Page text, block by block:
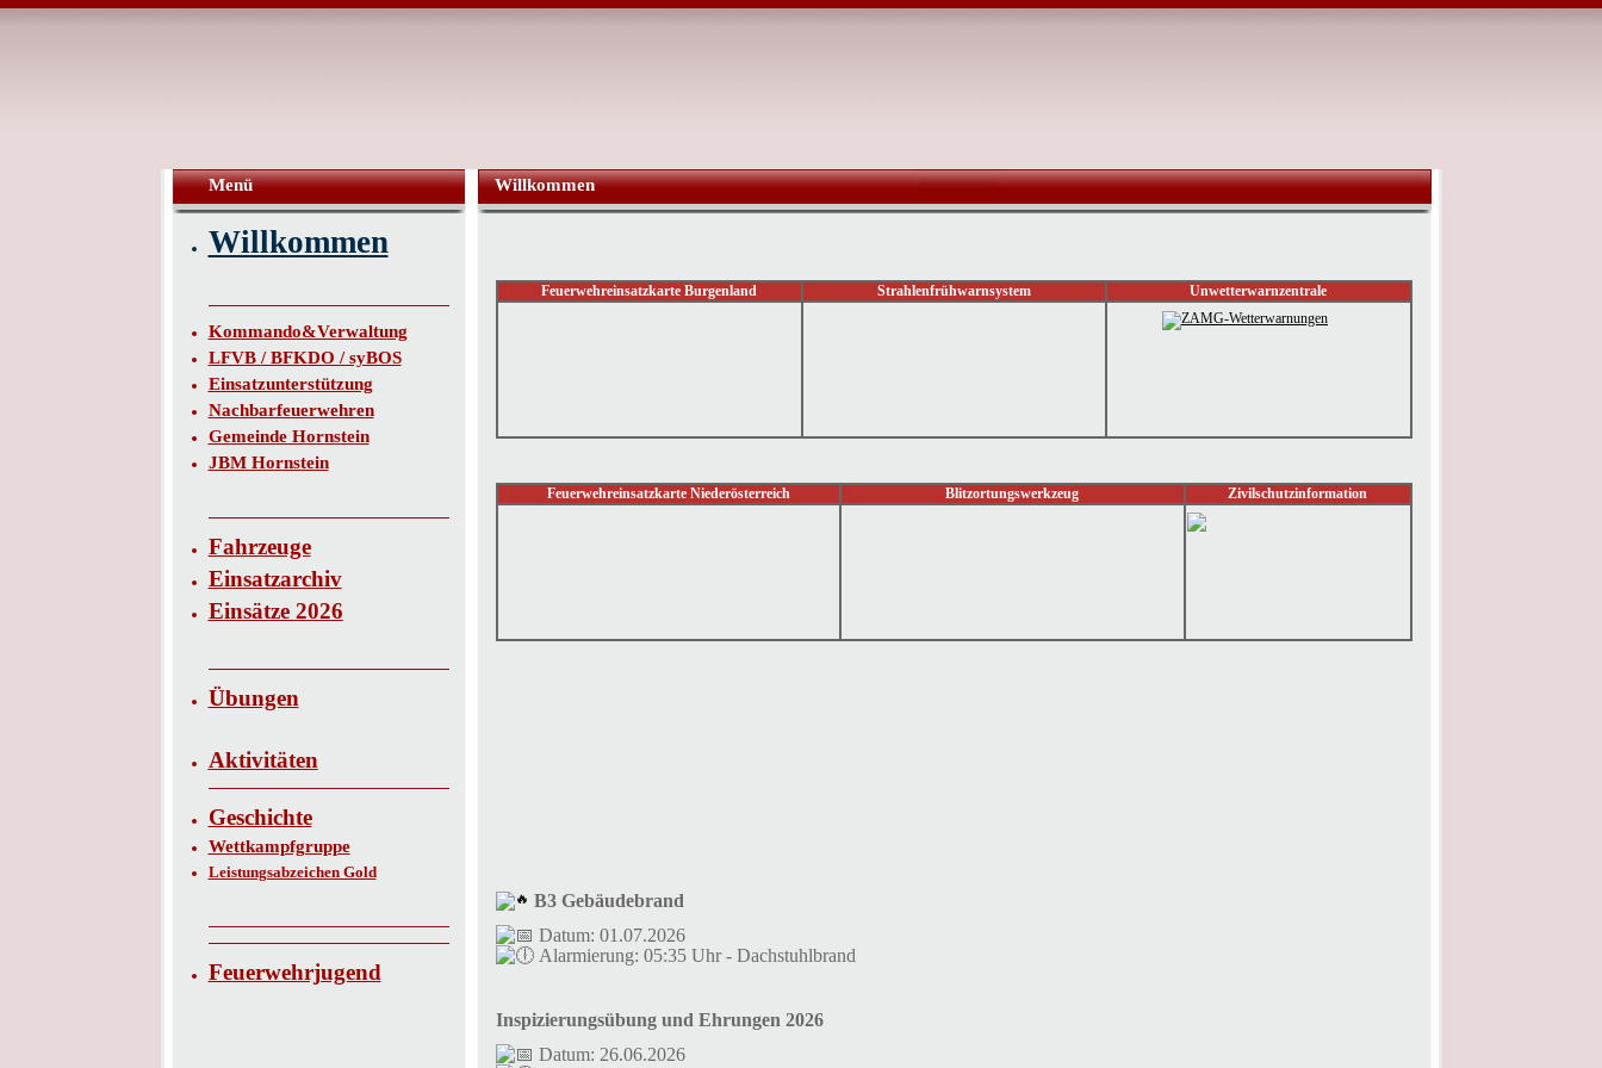
Menü
Willkommen
Kommando&Verwaltung
LFVB / BFKDO / syBOS
Einsatzunterstützung
Nachbarfeuerwehren
Gemeinde Hornstein
JBM Hornstein
Fahrzeuge
Einsatzarchiv
Einsätze 2026
Übungen
Aktivitäten
Geschichte
Wettkampfgruppe
Leistungsabzeichen Gold
Feuerwehrjugend
Willkommen
Feuerwehreinsatzkarte Burgenland Strahlenfrühwarnsystem Unwetterwarnzentrale
Feuerwehreinsatzkarte Niederösterreich Blitzortungswerkzeug Zivilschutzinformation
B3 Gebäudebrand
Datum: 01.07.2026
Alarmierung: 05:35 Uhr - Dachstuhlbrand
Inspizierungsübung und Ehrungen 2026
Datum: 26.06.2026